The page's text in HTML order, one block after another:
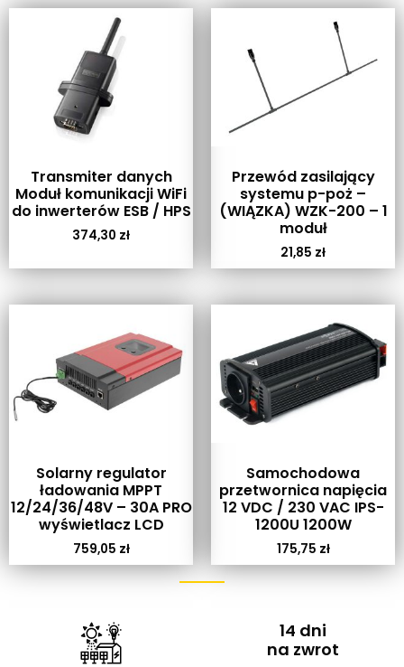
Transmiter danych
Moduł komunikacji WiFi
do inwerterów ESB / HPS
374,30 zł
Przewód zasilający
systemu p-poż –
(WIĄZKA) WZK-200 – 1
moduł
21,85 zł
Solarny regulator
ładowania MPPT
12/24/36/48V – 30A PRO
wyświetlacz LCD
759,05 zł
Samochodowa
przetwornica napięcia
12 VDC / 230 VAC IPS-
1200U 1200W
175,75 zł
14 dni
na zwrot